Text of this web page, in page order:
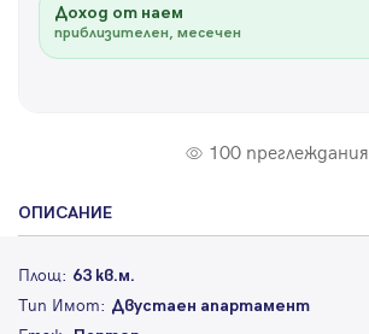
Доход от наем
приблизителен, месечен
100 преглеждания
ОПИСАНИЕ
Площ: 63 кв.м.
Тип Имот: Двустаен апартамент